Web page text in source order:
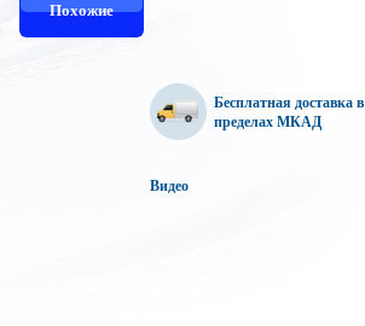
Похожие
Бесплатная доставка в
пределах МКАД
Видео